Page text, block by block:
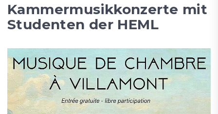
Kammermusikkonzerte mit
Studenten der HEML